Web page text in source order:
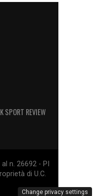
SPORT REVIEW
n. 26692 - PI
di U.C.
Change privacy settings